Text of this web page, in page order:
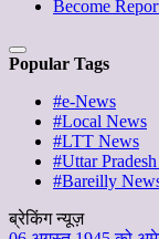
Become
Popular Tags
#e-News
#Local News
#LTT News
#Uttar
#Bareilly
ब्रेकिंग न्यूज़